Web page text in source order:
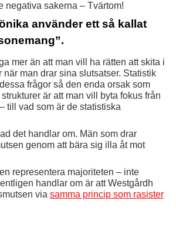
negativa sakerna – Tvärtom!
använder ett så kallat
mer än att man vill ha rätten att skita i
när man drar sina slutsatser. Statistik
frågor så den enda orsak som
är att man vill byta fokus från
till vad som är de statistiska
det handlar om. Män som drar
genom att bära sig illa åt mot
representera majoriteten – inte
handlar om är att Westgårdh
via samma princip som rasister